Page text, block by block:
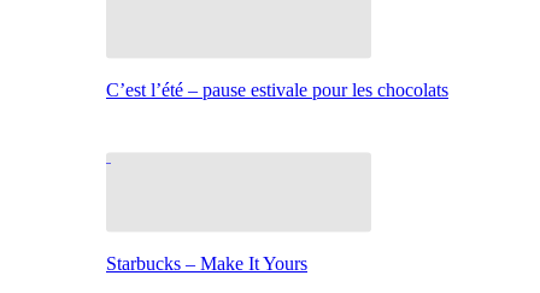
C’est l’été – pause estivale pour les chocolats
Starbucks – Make It Yours